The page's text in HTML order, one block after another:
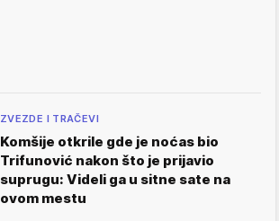
ZVEZDE I TRAČEVI
Komšije otkrile gde je noćas bio
Trifunović nakon što je prijavio
suprugu: Videli ga u sitne sate na
ovom mestu